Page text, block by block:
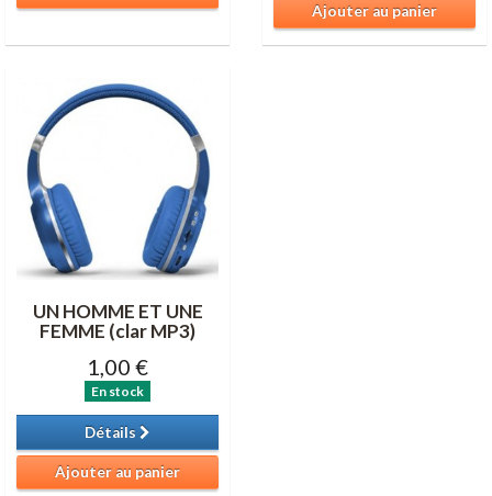
Ajouter au panier
UN HOMME ET UNE
FEMME (clar MP3)
1,00 €
En stock
Détails
Ajouter au panier